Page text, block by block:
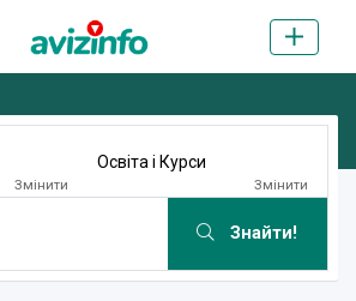
Змінити
Освіта і Курси
Змінити
Знайти!